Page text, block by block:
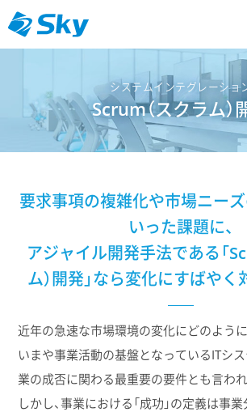
システムインテグレーショ
Scrum（スクラム）
要求事項の複雑化や市場ニー
いった課題に、
アジャイル開発手法である「
ム）開発」なら変化にすばや
近年の急速な市場環境の変化にどのよう
いまや事業活動の基盤となっているITシス
業の成否に関わる最重要の要件とも言われ
しかし、事業における「成功」の定義は事